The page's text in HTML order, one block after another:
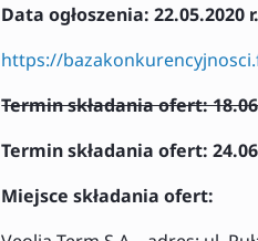
Data ogłoszenia:22.05.2020 r.
https://
Termin składania ofert:
Termin składania ofert:
Miejsce składania ofert: